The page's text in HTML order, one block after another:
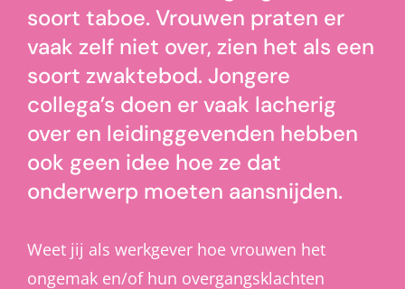
soort taboe. Vrouwen praten er
vaak zelf niet over, zien het als een
soort zwaktebod. Jongere
collega’s doen er vaak lacherig
over en leidinggevenden hebben
ook geen idee hoe ze dat
onderwerp moeten aansnijden.
Weet jij als werkgever hoe vrouwen het
ongemak en/of hun overgangsklachten